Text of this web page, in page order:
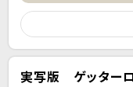
実写版 ゲッター